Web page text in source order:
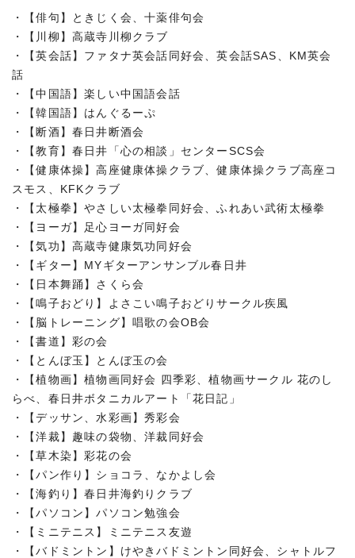
・【俳句】ときじく会、十薬俳句会
・【川柳】高蔵寺川柳クラブ
・【英会話】ファタナ英会話同好会、英会話SAS、KM英会
話
・【中国語】楽しい中国語会話
・【韓国語】はんぐるーぷ
・【断酒】春日井断酒会
・【教育】春日井「心の相談」センターSCS会
・【健康体操】高座健康体操クラブ、健康体操クラブ高座コ
スモス、KFKクラブ
・【太極拳】やさしい太極拳同好会、ふれあい武術太極拳
・【ヨーガ】足心ヨーガ同好会
・【気功】高蔵寺健康気功同好会
・【ギター】MYギターアンサンブル春日井
・【日本舞踊】さくら会
・【鳴子おどり】よさこい鳴子おどりサークル疾風
・【脳トレーニング】唱歌の会OB会
・【書道】彩の会
・【とんぼ玉】とんぼ玉の会
・【植物画】植物画同好会 四季彩、植物画サークル 花のし
らべ、春日井ボタニカルアート「花日記」
・【デッサン、水彩画】秀彩会
・【洋裁】趣味の袋物、洋裁同好会
・【草木染】彩花の会
・【パン作り】ショコラ、なかよし会
・【海釣り】春日井海釣りクラブ
・【パソコン】パソコン勉強会
・【ミニテニス】ミニテニス友遊
・【バドミントン】けやきバドミントン同好会、シャトルフ